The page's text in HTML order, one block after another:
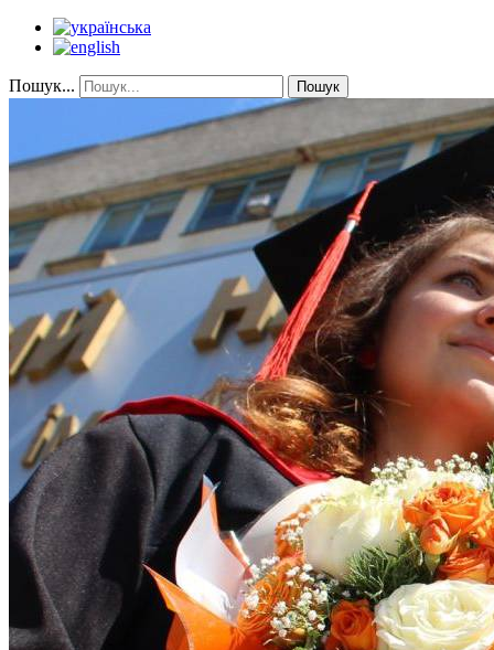
Пошук... Пошук